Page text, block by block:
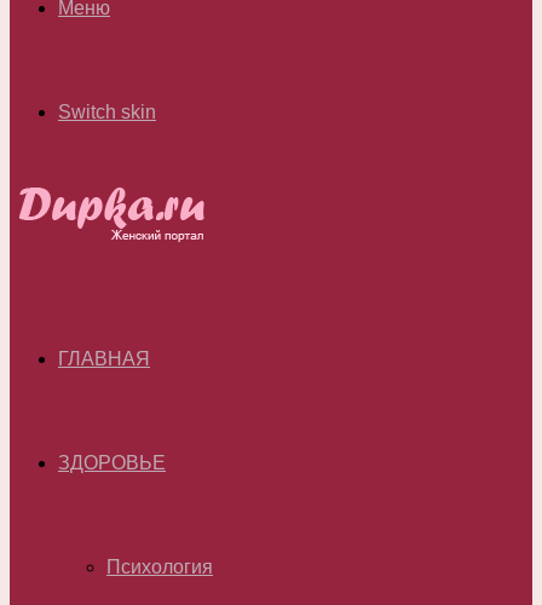
Меню
Switch skin
ГЛАВНАЯ
ЗДОРОВЬЕ
Психология